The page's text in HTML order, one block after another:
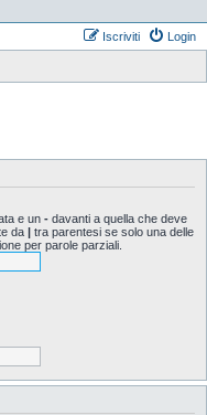
Login
Iscriviti
e un - davanti a quella che deve
da | tra parentesi se solo una delle
per parole parziali.